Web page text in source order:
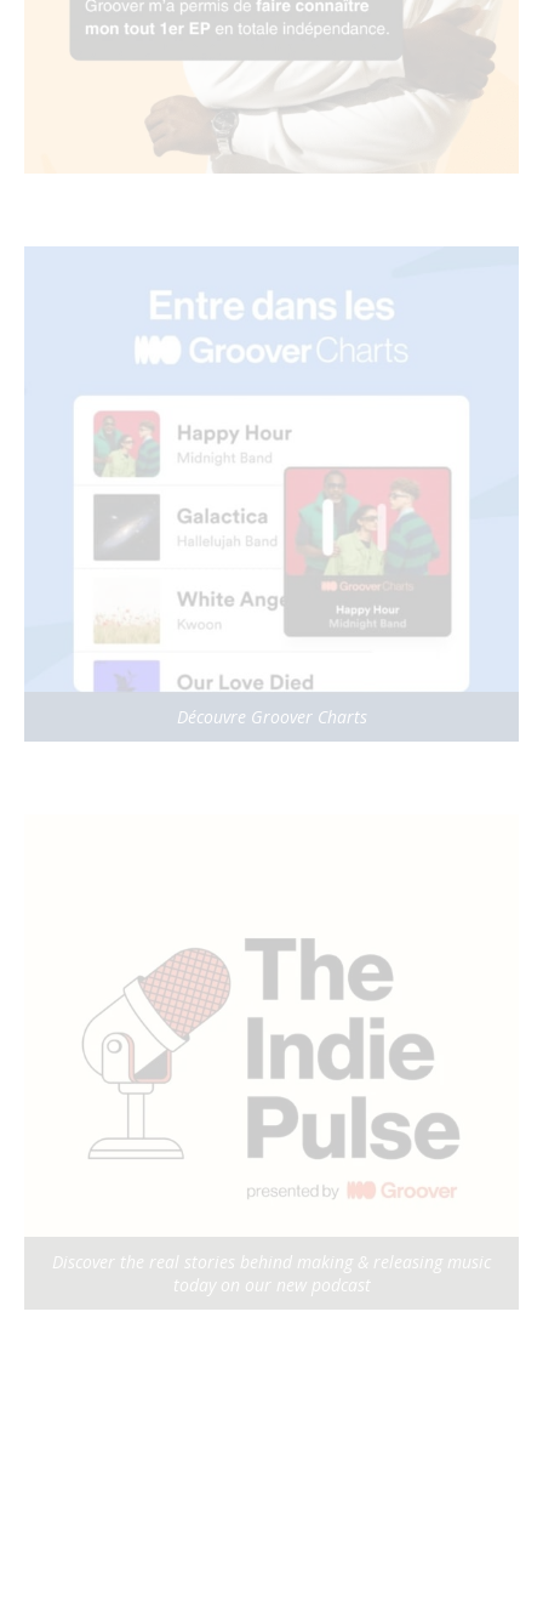
Découvre Groover Charts
Discover the real stories behind making & releasing music
today on our new podcast